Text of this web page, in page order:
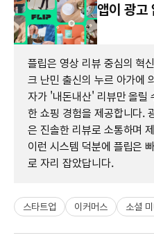
앱이 광고
플립은 영상 리뷰 중심의 혁
크 난민 출신의 누르 아가에
자가 '내돈내산' 리뷰만 올릴
한 쇼핑 경험을 제공합니다.
은 진솔한 리뷰로 소통하며
이런 시스템 덕분에 플립은
로 자리 잡았답니다.
스타트업 이커머스 소셜